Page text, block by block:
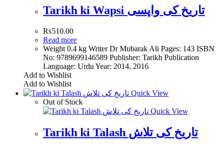
Tarikh ki Wapsi تاریخ کی واپسی
₨510.00
Read more
Weight 0.4 kg Writer Dr Mubarak Ali Pages: 143 ISBN
No: 9789699146589 Publisher: Tarikh Publication
Language: Urdu Year: 2014, 2016
Add to Wishlist
Add to Wishlist
Quick View
Out of Stock
Quick View
Tarikh ki Talash تاریخ کی تلاش